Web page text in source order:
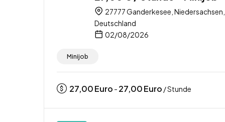
27777 Ganderkesee, Niedersachsen,
Deutschland
02/08/2026
Minijob
27,00Euro - 27,00Euro / Stunde